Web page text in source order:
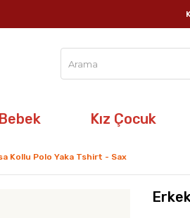
Kız Çocuk
Kollu Polo Yaka Tshirt - Sax